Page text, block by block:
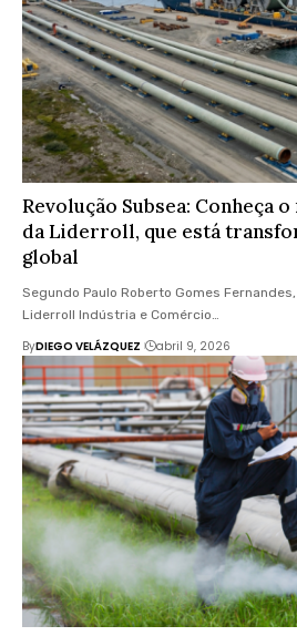
Revolução Subsea: Conheça
da Liderroll, que está
global
Segundo Paulo Roberto Gomes
Liderroll Indústria e Comércio…
ByDIEGO VELÁZQUEZ abril 9, 2026